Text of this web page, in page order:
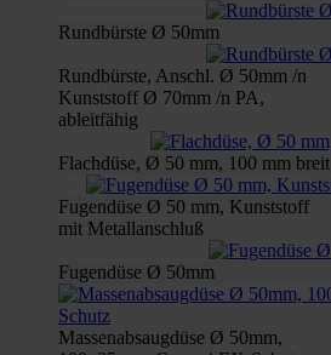
Rundbürste Ø 50mm
Rundbürste, Anschl. Ø 50mm /n
Kunststoff Ø 70mm /n PA,
ableitfähig
Flachdüse, Ø 50 mm, 100 mm breit
Fugendüse Ø 50 mm, Kunststoff
mit Metallanschluß
Fugendüse Ø 50mm
Massenabsaugdüse Ø 50mm,